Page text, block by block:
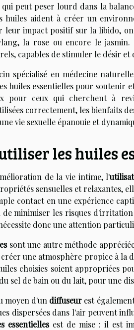
peut peser lourd dans la
huiles aident à créer un
leur impact positif sur la libido,
la rose ou encore le jasmin.
capables de stimuler le désir et
spécialisé en médecine
huiles essentielles pour soutenir
pour ceux qui cherchent à
correctement, les bienfaits
vie sexuelle épanouie et
les huiles
de la vie intime, l'
sensuelles et relaxantes,
contact en une expérience
minimiser les risques
donc une attention
sont une autre méthode
une atmosphère propice à la
choisies soient appropriées
sel de bain ou du lait, pour une
moyen d'un diffuseur est
dispersées dans l'air peuvent
essentiellesest de mise : il est